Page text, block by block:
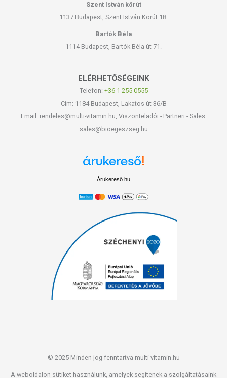
Szent István körút
1137 Budapest, Szent István Körút 18.
Bartók Béla
1114 Budapest, Bartók Béla út 71.
ELÉRHETŐSÉGEINK
Telefon: +36-1-255-0555
Cím: 1184 Budapest, Lakatos út 36/B
Email: rendeles@multi-vitamin.hu, Viszonteladói - Partneri - Sales:
sales@bioegeszseg.hu
Árukereső.hu
© 2025 Minden jog fenntartva multi-vitamin.hu
A weboldalon sütiket használunk, amelyek segítenek a szolgáltatásaink